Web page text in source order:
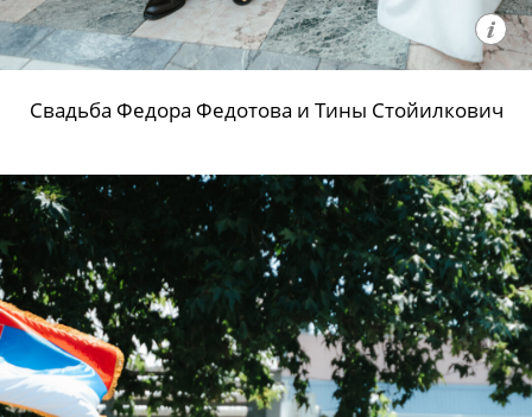
Свадьба Федора Федотова и Тины Стойилкович